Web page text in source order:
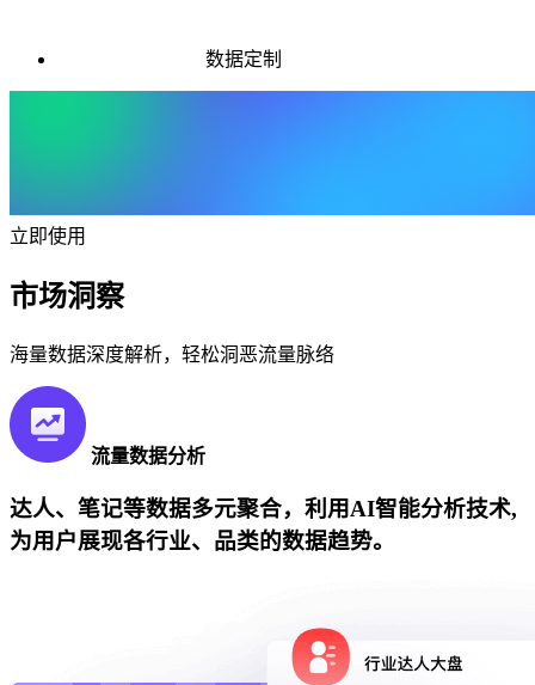
数据定制
立即使用
市场洞察
海量数据深度解析，轻松洞恶流量脉络
流量数据分析
达人、笔记等数据多元聚合，利用AI智能分析技术,
为用户展现各行业、品类的数据趋势。